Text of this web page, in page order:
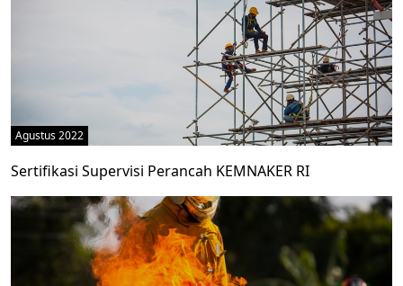
Agustus 2022
Sertifikasi Supervisi Perancah KEMNAKER RI